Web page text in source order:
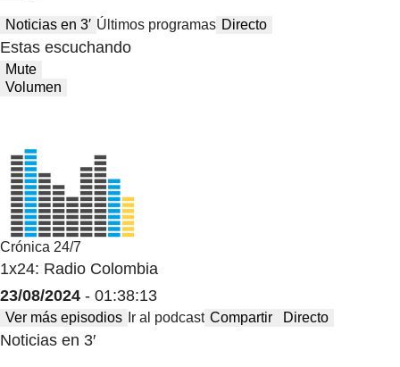
Noticias en 3′ Últimos programas Directo
Estas escuchando
Mute
Volumen
Crónica 24/7
1x24: Radio Colombia
23/08/2024 - 01:38:13
Ver más episodios Ir al podcast Compartir Directo
Noticias en 3′